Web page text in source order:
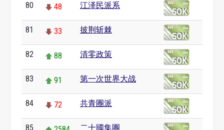
80 48 江泽民派系
81 33 披荆斩棘
82 88 清零政策
83 91 第一次世界大战
84 72 共青團派
85 二十國集團